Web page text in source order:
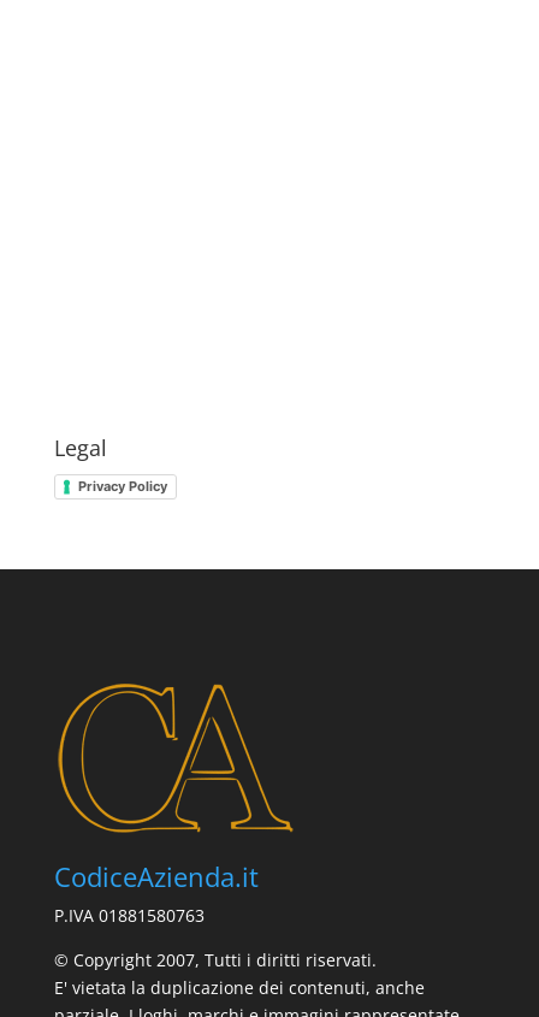
Legal
Privacy Policy
CodiceAzienda.it
P.IVA 01881580763
© Copyright 2007, Tutti i diritti riservati.
E' vietata la duplicazione dei contenuti, anche